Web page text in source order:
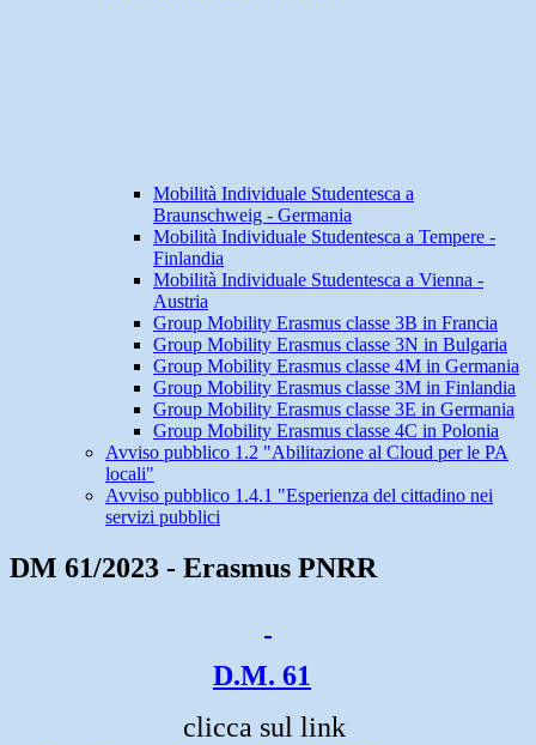
Mobilità Individuale Studentesca a
Braunschweig - Germania
Mobilità Individuale Studentesca a Tempere -
Finlandia
Mobilità Individuale Studentesca a Vienna -
Austria
Group Mobility Erasmus classe 3B in Francia
Group Mobility Erasmus classe 3N in Bulgaria
Group Mobility Erasmus classe 4M in Germania
Group Mobility Erasmus classe 3M in Finlandia
Group Mobility Erasmus classe 3E in Germania
Group Mobility Erasmus classe 4C in Polonia
Avviso pubblico 1.2 "Abilitazione al Cloud per le PA
locali"
Avviso pubblico 1.4.1 "Esperienza del cittadino nei
servizi pubblici
DM 61/2023 - Erasmus PNRR
D.M. 61
clicca sul link